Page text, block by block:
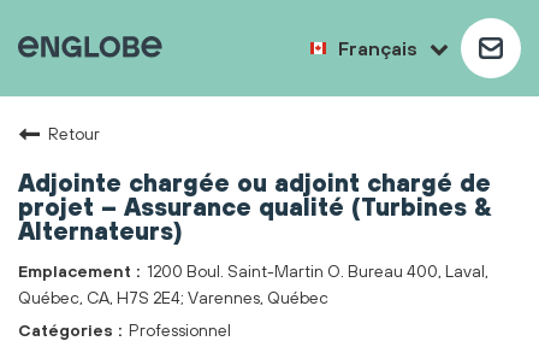
Français
Retour
Adjointe chargée ou adjoint chargé de
projet – Assurance qualité (Turbines &
Alternateurs)
1200 Boul. Saint-Martin O. Bureau 400, Laval,
Québec, CA, H7S 2E4; Varennes, Québec
Professionnel